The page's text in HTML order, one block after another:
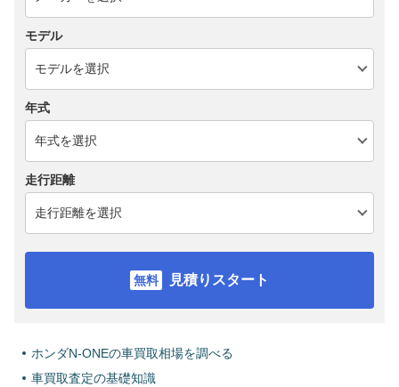
モデル
年式
走行距離
見積りスタート
ホンダN-ONEの車買取相場を調べる
車買取査定の基礎知識